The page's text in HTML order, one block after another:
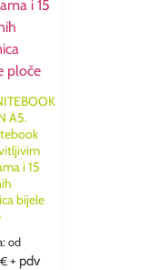
A5.
i 15
bijele
od
€ + pdv